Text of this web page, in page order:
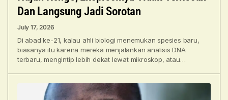
Dan Langsung Jadi Sorotan
July 17, 2026
Di abad ke-21, kalau ahli biologi menemukan spesies baru,
biasanya itu karena mereka menjalankan analisis DNA
terbaru, mengintip lebih dekat lewat mikroskop, atau